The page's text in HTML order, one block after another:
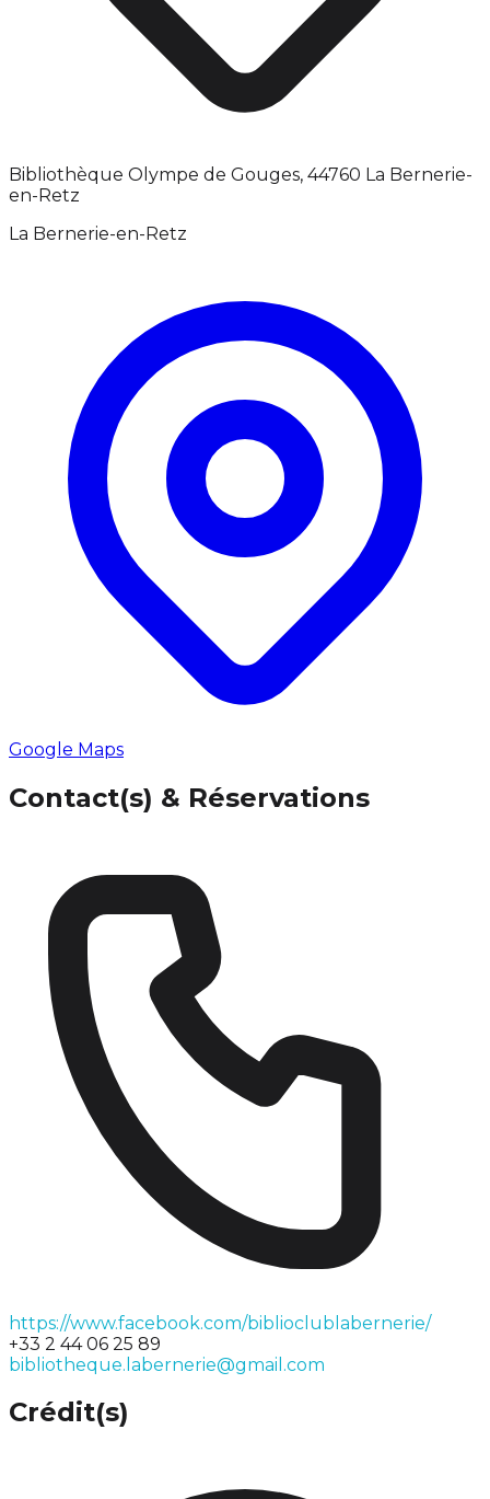
Bibliothèque Olympe de Gouges, 44760 La Bernerie-
en-Retz
La Bernerie-en-Retz
Google Maps
Contact(s) & Réservations
https://www.facebook.com/biblioclublabernerie/
+33 2 44 06 25 89
bibliotheque.labernerie@gmail.com
Crédit(s)